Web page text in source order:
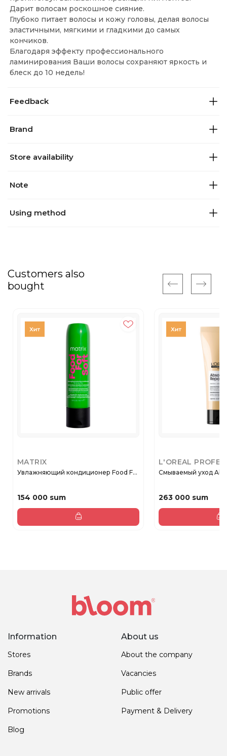
Дарит волосам роскошное сияние.
Глубоко питает волосы и кожу головы, делая волосы
эластичными, мягкими и гладкими до самых
кончиков.
Благодаря эффекту профессионального
ламинирования Ваши волосы сохраняют яркость и
блеск до 10 недель!
Feedback
Brand
Store availability
Note
Using method
Customers also
bought
MATRIX
Увлажняющий кондиционер Food F...
154 000 sum
L'OREAL
Смываемый уход
263 000 sum
Information
Stores
Brands
New arrivals
Promotions
Blog
About us
About the company
Vacancies
Public offer
Payment & Delivery